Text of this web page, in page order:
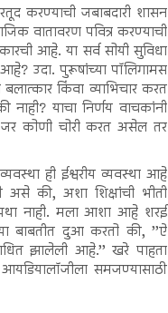
करण्याची जबाबदारी शासन
वातावरण पवित्र करण्याची
आहे. या सर्व सोयी सुविधा
उदा. पुरूषांच्या पॉलिगामस
किंवा व्याभिचार करत
नाही? याचा निर्णय वाचकांनी
जर कोणी चोरी करत असेल तर
ही ईश्वरीय व्यवस्था आहे
की, अशा शिक्षांची भीती
नाही. मला आशा आहे शरई
बाबतीत दुआ करतो की, ’’ऐ
झालेली आहे.’’ खरे पाहता
समजण्यासाठी